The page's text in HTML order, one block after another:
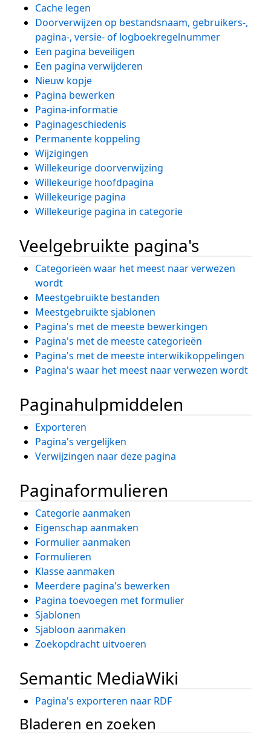
Cache legen
Doorverwijzen op bestandsnaam, gebruikers-,
pagina-, versie- of logboekregelnummer
Een pagina beveiligen
Een pagina verwijderen
Nieuw kopje
Pagina bewerken
Pagina-informatie
Paginageschiedenis
Permanente koppeling
Wijzigingen
Willekeurige doorverwijzing
Willekeurige hoofdpagina
Willekeurige pagina
Willekeurige pagina in categorie
Veelgebruikte pagina's
Categorieën waar het meest naar verwezen
wordt
Meestgebruikte bestanden
Meestgebruikte sjablonen
Pagina's met de meeste bewerkingen
Pagina's met de meeste categorieën
Pagina's met de meeste interwikikoppelingen
Pagina's waar het meest naar verwezen wordt
Paginahulpmiddelen
Exporteren
Pagina's vergelijken
Verwijzingen naar deze pagina
Paginaformulieren
Categorie aanmaken
Eigenschap aanmaken
Formulier aanmaken
Formulieren
Klasse aanmaken
Meerdere pagina's bewerken
Pagina toevoegen met formulier
Sjablonen
Sjabloon aanmaken
Zoekopdracht uitvoeren
Semantic MediaWiki
Pagina's exporteren naar RDF
Bladeren en zoeken